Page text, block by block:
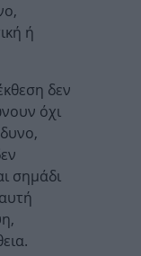
ή
δεν
όχι
σημάδι